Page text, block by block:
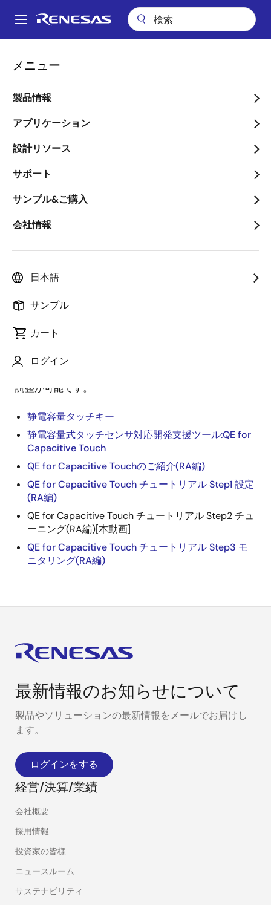
ン
Main
メニュー
製品情報
アプリケーション
設計リソース
サポート
サンプル&ご購入
会社情報
日本語
サンプル
カート
ログイン
パ
ン
く
ず
QE for Capacitive Touch チュートリアル Step 2 チューニング(RA編)
QE for Capacitive Touch
チュートリアル Step 2 チ
ューニング(RA編)
2024年3月9日
このビデオについて
ンに搭載されているタッチセンサ機能の開発手順を解
説します。3つのチュートリアル動画をご覧いただく
と、作成したタッチセンサ電極のセンシング感度を簡
続きタッチセンサ検出の感度調整を行う手順を解説し
調整が可能です。
静電容量タッチキー
静電容量式タッチセンサ対応開発支援ツール:QE for
Capacitive Touch
QE for Capacitive Touchのご紹介(RA編)
QE for Capacitive Touch チュートリアル Step1 設定
(RA編)
QE for Capacitive Touch チュートリアル Step2 チュ
ーニング(RA編)[本動画]
QE for Capacitive Touch チュートリアル Step3 モ
ニタリング(RA編)
最新情報のお知らせについて
製品やソリューションの最新情報をメールでお届けし
ます。
ログインをする
経営/決算/業績
会社概要
採用情報
投資家の皆様
ニュースルーム
サステナビリティ